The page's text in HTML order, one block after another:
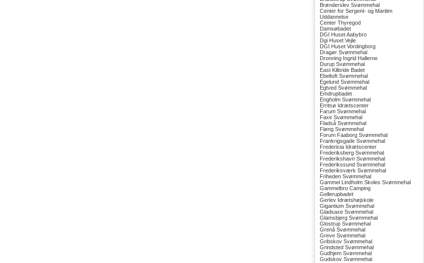
Brønderslev Svømmehal
Center for Sergent- og Maritim
Uddannelse
Center Thyregod
Damsøbadet
DGI Huset Aabybro
Dgi Huset Vejle
DGI Huset Vordingborg
Dragør Svømmehal
Dronning Ingrid Hallerne
Durup Svømmehal
East Kilbride Badet
Ebeltoft Svømmehal
Egelund Svømmehal
Egtved Svømmehal
Emdrupbadet
Engholm Svømmehal
Erritsø Idrætscenter
Farum Svømmehal
Faxe Svømmehal
Fladså Svømmehal
Fløng Svømmehal
Forum Faaborg Svømmehal
Frankrigsgade Svømmehal
Fredericia Idrætscenter
Frederiksberg Svømmehal
Frederikshavn Svømmehal
Frederikssund Svømmehal
Frederiksværk Svømmehal
Friheden Svømmehal
Gammel Lindholm Skoles Svømmehal
Gammelbro Camping
Gellerupbadet
Gerlev Idrætshøjskole
Gigantium Svømmehal
Gladsaxe Svømmehal
Glamsbjerg Svømmehal
Glostrup Svømmehal
Grenå Svømmehal
Greve Svømmehal
Gribskov Svømmehal
Grindsted Svømmehal
Gudhjem Svømmehal
Gudskov Svømmehal